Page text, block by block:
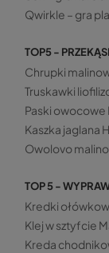
Qwirkle – gra
TOP5 -
Chrupki
Truskawki
Paski owocowe
Kaszka jaglana
Owolovo
TOP 5 -
Kredki
Klej w sztyfcie
Kreda